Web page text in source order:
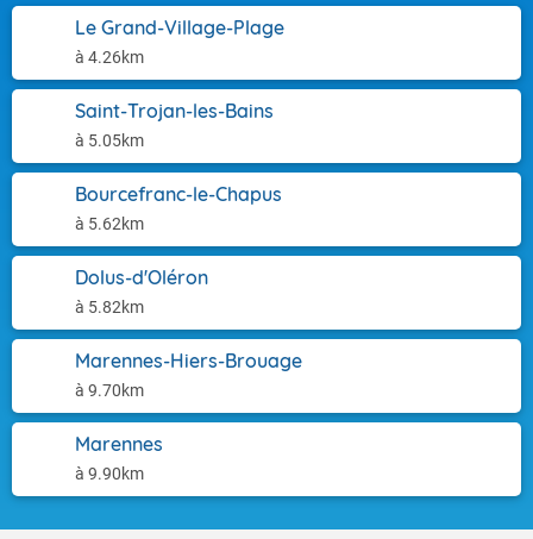
Le Grand-Village-Plage
à 4.26km
Saint-Trojan-les-Bains
à 5.05km
Bourcefranc-le-Chapus
à 5.62km
Dolus-d'Oléron
à 5.82km
Marennes-Hiers-Brouage
à 9.70km
Marennes
à 9.90km